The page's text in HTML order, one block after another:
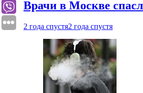
Врачи в Москве
2 года спустя2 года спустя